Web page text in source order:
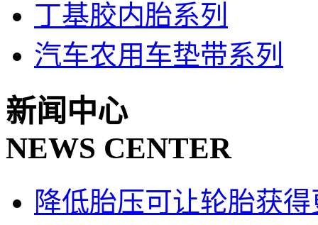
丁基胶内胎系列
汽车农用车垫带系列
新闻中心
NEWS CENTER
降低胎压可让轮胎获